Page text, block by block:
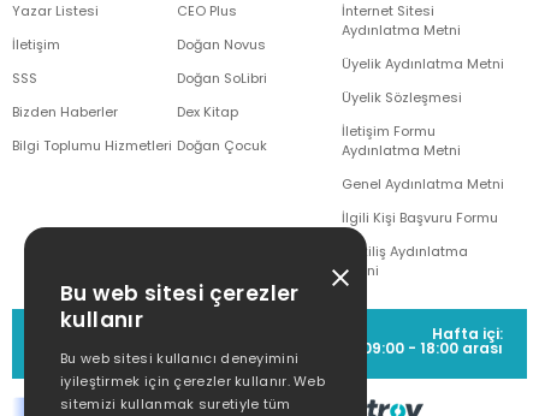
Yazar Listesi
İletişim
SSS
Bizden Haberler
Bilgi Toplumu Hizmetleri
CEO Plus
Doğan Novus
Doğan SoLibri
Dex Kitap
Doğan Çocuk
İnternet Sitesi
Aydınlatma Metni
Üyelik Aydınlatma Metni
Üyelik Sözleşmesi
İletişim Formu
Aydınlatma Metni
Genel Aydınlatma Metni
İlgili Kişi Başvuru Formu
Çekiliş Aydınlatma
Metni
MÜŞTERİ HİZMETLERİ
(0212) 373 77 00
Hafta içi:
09:00 - 18:00 arası
Bu web sitesi çerezler
kullanır
Bu web sitesi kullanıcı deneyimini
iyileştirmek için çerezler kullanır. Web
sitemizi kullanmak suretiyle tüm